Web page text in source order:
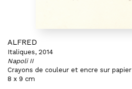
ALFRED
Italiques, 2014
Napoli II
Crayons de couleur et encre sur papier
8 x 9 cm